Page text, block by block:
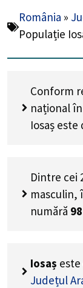
România »
Populație
Conform
național
Iosaș este
Dintre cei
masculin,
numără 98
Iosaș
Județul